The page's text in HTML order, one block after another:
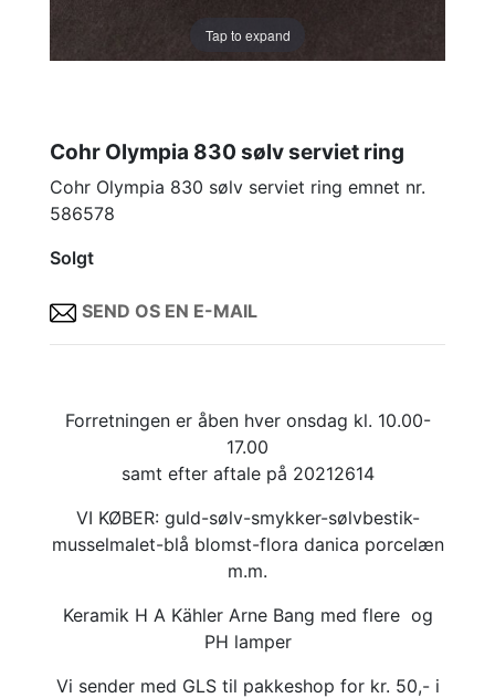
Tap to expand
Cohr Olympia 830 sølv serviet ring
Cohr Olympia 830 sølv serviet ring emnet nr.
586578
Solgt
SEND OS EN E-MAIL
Forretningen er åben hver onsdag kl. 10.00-
17.00
samt efter aftale på 20212614
VI KØBER: guld-sølv-smykker-sølvbestik-
musselmalet-blå blomst-flora danica porcelæn
m.m.
Keramik H A Kähler Arne Bang med flere og
PH lamper
Vi sender med GLS til pakkeshop for kr. 50,- i